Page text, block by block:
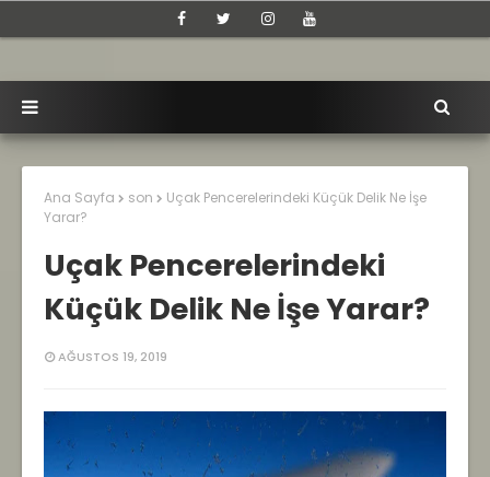
Ana Sayfa son
Uçak Pencerelerindeki Küçük Delik Ne İşe
Yarar?
Uçak Pencerelerindeki
Küçük Delik Ne İşe Yarar?
AĞUSTOS 19, 2019